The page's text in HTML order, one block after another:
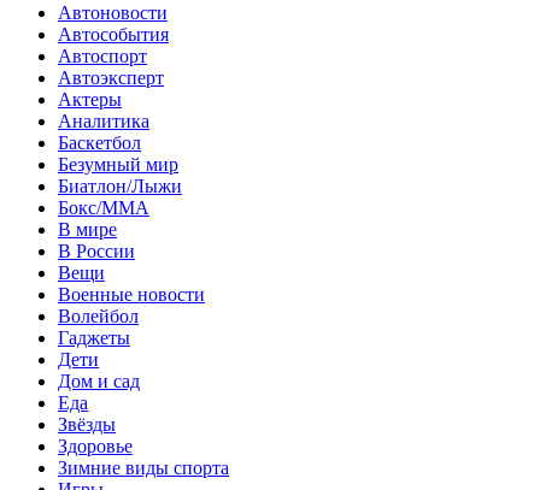
Автоновости
Автособытия
Автоспорт
Автоэксперт
Актеры
Аналитика
Баскетбол
Безумный мир
Биатлон/Лыжи
Бокс/MMA
В мире
В России
Вещи
Военные новости
Волейбол
Гаджеты
Дети
Дом и сад
Еда
Звёзды
Здоровье
Зимние виды спорта